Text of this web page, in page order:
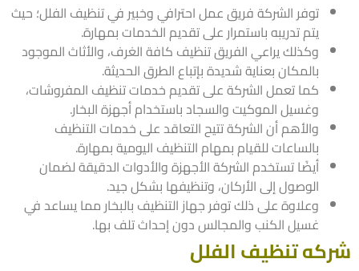
توفر الشركة فريق عمل احترافي وخبير في تنظيف الفلل؛ حيث
يتم تدريبه باستمرار على تقديم الخدمات بمهارة.
وكذلك يراعي الفريق تنظيف كافة الغرف، والأثاث الموجود
بالمكان بعناية شديدة بإتباع الطرق الحديثة.
كما تعمل الشركة على تقديم خدمات تنظيف المفروشات،
وغسيل الموكيت والسجاد باستخدام أجهزة البخار.
والأهم أن الشركة تتيح التعاقد على خدمات التنظيف
بالساعات للقيام بمهام التنظيف اليومية بمهارة.
أيضًا تستخدم الشركة الأجهزة والأدوات الدقيقة لضمان
الوصول إلى الأركان، وتنظيفها بشكل جيد.
وعلاوة على ذلك توفر جهاز التنظيف بالبخار مما يساعد في
غسيل الكنب والمجالس دون إحداث تلف بها.
تنظيف الفلل